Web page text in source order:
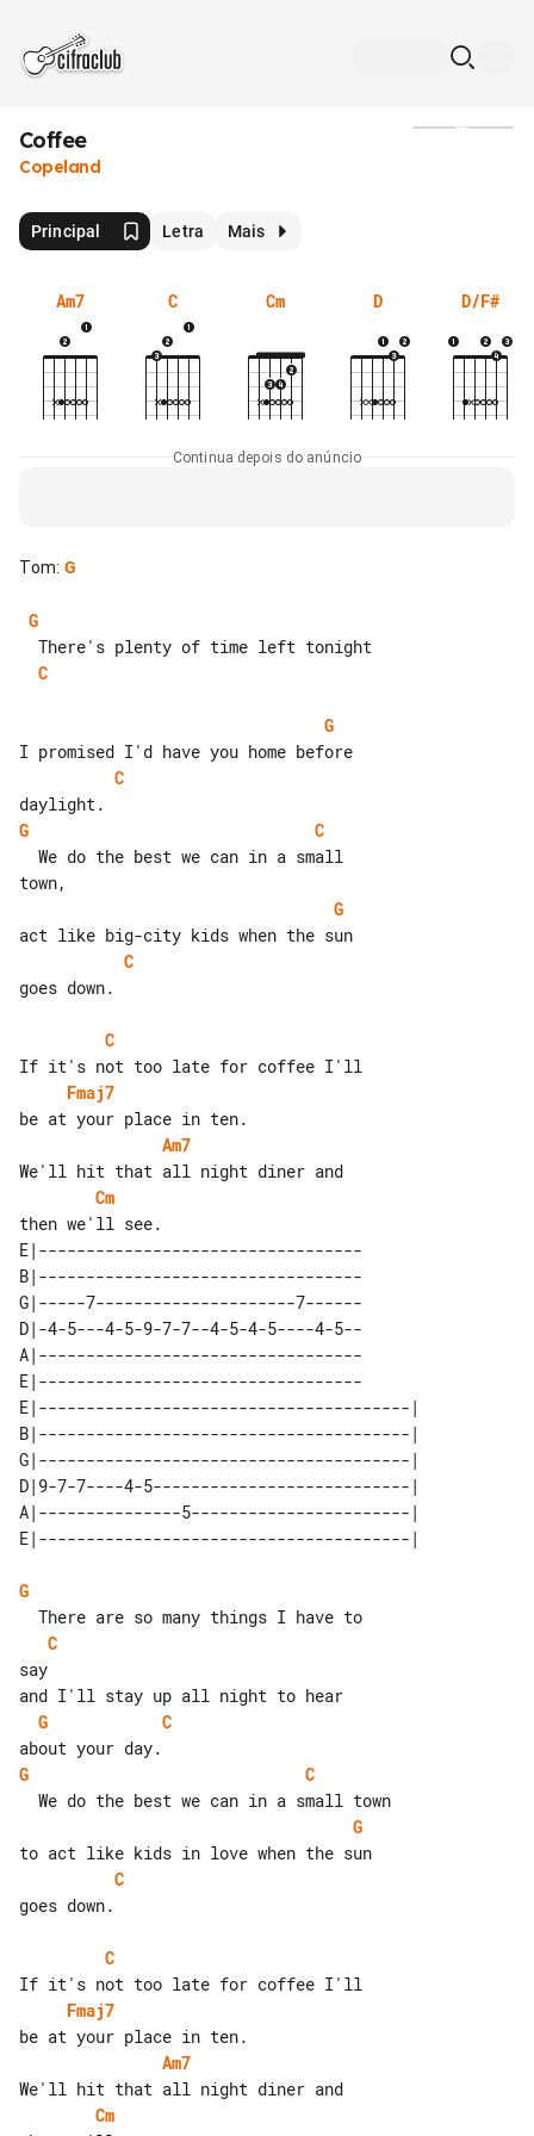
Coffee
Copeland
Principal Letra Mais
Am7 C Cm D D/F#
Continua depois do anúncio
Tom: G
G
C
G
C
G
C
G
C
goes down.
C
Fmaj7
Am7
Cm
E|----------------------------------
B|----------------------------------
G|-----7---------------------7------
D|-4-5---4-5-9-7-7--4-5-4-5----4-5--
A|----------------------------------
E|----------------------------------
E|---------------------------------------|
B|---------------------------------------|
G|---------------------------------------|
D|9-7-7----4-5---------------------------|
A|---------------5-----------------------|
G
C
say
G
C
G
C
G
C
goes down.
C
Fmaj7
Am7
Cm